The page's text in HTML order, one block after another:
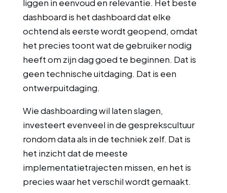
liggen in eenvoud en relevantie. Het beste
dashboard is het dashboard dat elke
ochtend als eerste wordt geopend, omdat
het precies toont wat de gebruiker nodig
heeft om zijn dag goed te beginnen. Dat is
geen technische uitdaging. Dat is een
ontwerpuitdaging.
Wie dashboarding wil laten slagen,
investeert evenveel in de gesprekscultuur
rondom data als in de techniek zelf. Dat is
het inzicht dat de meeste
implementatietrajecten missen, en het is
precies waar het verschil wordt gemaakt.